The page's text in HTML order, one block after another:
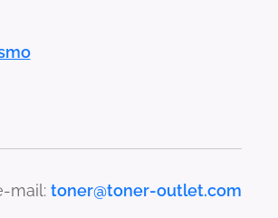
mail: toner@toner-outlet.com